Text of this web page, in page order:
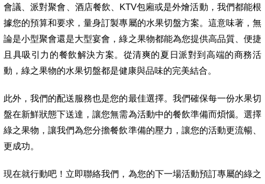
會議、派對聚會、酒店餐飲、KTV包廂或是外燴活動，我們都能根
據您的預算和要求，量身訂製專屬的水果切盤方案。這意味著，無
論是小型聚會還是大型宴會，綠之果物都能為您提供高品質、便捷
且具吸引力的餐飲解決方案。從清爽的夏日派對到高端的商務活
動，綠之果物的水果切盤都是健康與品味的完美結合。
此外，我們的配送服務也是您的最佳選擇。我們確保每一份水果切
盤在新鮮狀態下送達，讓您無需為活動中的餐飲準備而煩惱。選擇
綠之果物，讓我們為您分擔餐飲準備的壓力，讓您的活動更流暢、
更成功。
現在就行動吧！立即聯絡我們，為您的下一場活動預訂專屬的綠之